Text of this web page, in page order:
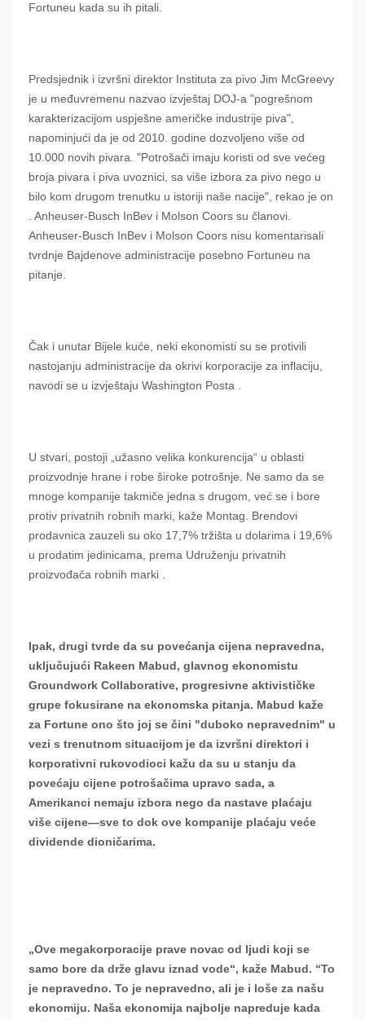
Fortuneu kada su ih pitali.
Predsjednik i izvršni direktor Instituta za pivo Jim McGreevy
je u međuvremenu nazvao izvještaj DOJ-a "pogrešnom
karakterizacijom uspješne američke industrije piva",
napominjući da je od 2010. godine dozvoljeno više od
10.000 novih pivara. "Potrošači imaju koristi od sve većeg
broja pivara i piva uvoznici, sa više izbora za pivo nego u
bilo kom drugom trenutku u istoriji naše nacije", rekao je on
. Anheuser-Busch InBev i Molson Coors su članovi.
Anheuser-Busch InBev i Molson Coors nisu komentarisali
tvrdnje Bajdenove administracije posebno Fortuneu na
pitanje.
Čak i unutar Bijele kuće, neki ekonomisti su se protivili
nastojanju administracije da okrivi korporacije za inflaciju,
navodi se u izvještaju Washington Posta .
U stvari, postoji „užasno velika konkurencija“ u oblasti
proizvodnje hrane i robe široke potrošnje. Ne samo da se
mnoge kompanije takmiče jedna s drugom, već se i bore
protiv privatnih robnih marki, kaže Montag. Brendovi
prodavnica zauzeli su oko 17,7% tržišta u dolarima i 19,6%
u prodatim jedinicama, prema Udruženju privatnih
proizvođača robnih marki .
Ipak, drugi tvrde da su povećanja cijena nepravedna,
uključujući Rakeen Mabud, glavnog ekonomistu
Groundwork Collaborative, progresivne aktivističke
grupe fokusirane na ekonomska pitanja. Mabud kaže
za Fortune ono što joj se čini "duboko nepravednim" u
vezi s trenutnom situacijom je da izvršni direktori i
korporativni rukovodioci kažu da su u stanju da
povećaju cijene potrošačima upravo sada, a
Amerikanci nemaju izbora nego da nastave plaćaju
više cijene—sve to dok ove kompanije plaćaju veće
dividende dioničarima.
„Ove megakorporacije prave novac od ljudi koji se
samo bore da drže glavu iznad vode“, kaže Mabud. “To
je nepravedno. To je nepravedno, ali je i loše za našu
ekonomiju. Naša ekonomija najbolje napreduje kada